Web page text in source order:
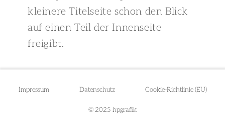
kleinere Titelseite schon den Blick
auf einen Teil der Innenseite
freigibt.
Impressum Datenschutz Cookie-Richtlinie (EU)
© 2025 hpgrafik